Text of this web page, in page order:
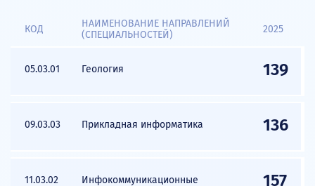
КОД
НАИМЕНОВАНИЕ НАПРАВЛЕНИЙ
(СПЕЦИАЛЬНОСТЕЙ)
2025
05.03.01 Геология 139
09.03.03 Прикладная информатика 136
11.03.02
Инфокоммуникационные
157